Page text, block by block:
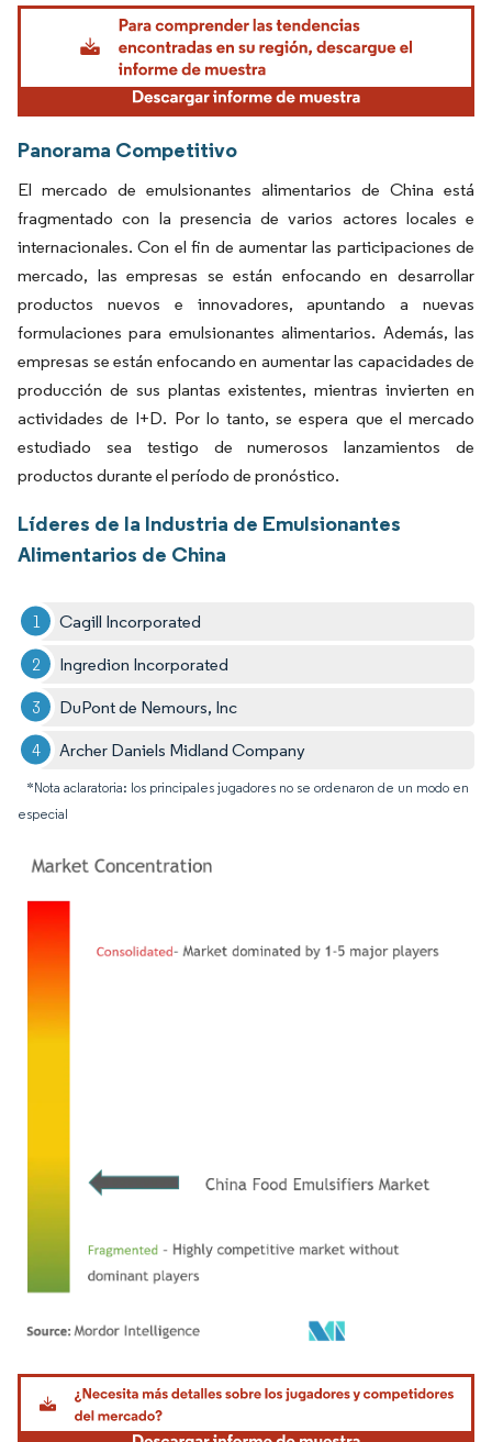
Imagen © Mordor Intelligence. El uso requiere atribución según CC BY 4.0.
Panorama Competitivo
El mercado de emulsionantes alimentarios de China está
fragmentado con la presencia de varios actores locales e
internacionales. Con el fin de aumentar las participaciones de
mercado, las empresas se están enfocando en desarrollar
productos nuevos e innovadores, apuntando a nuevas
formulaciones para emulsionantes alimentarios. Además, las
empresas se están enfocando en aumentar las capacidades de
producción de sus plantas existentes, mientras invierten en
actividades de I+D. Por lo tanto, se espera que el mercado
estudiado sea testigo de numerosos lanzamientos de
productos durante el período de pronóstico.
Líderes de la Industria de Emulsionantes
Alimentarios de China
Cagill Incorporated
Ingredion Incorporated
DuPont de Nemours, Inc
Archer Daniels Midland Company
*Nota aclaratoria: los principales jugadores no se ordenaron de un modo en
especial
Imagen © Mordor Intelligence. El uso requiere atribución según CC BY 4.0.